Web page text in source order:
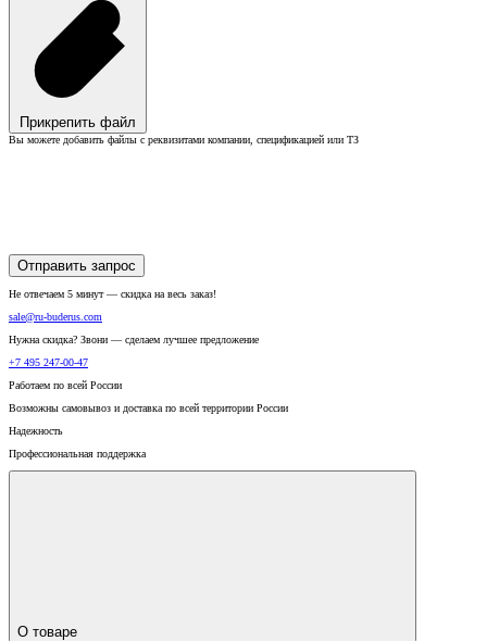
Прикрепить файл
Вы можете добавить файлы с реквизитами компании, спецификацией или ТЗ
Отправить запрос
Не отвечаем 5 минут — скидка на весь заказ!
sale@ru-buderus.com
Нужна скидка? Звони — сделаем лучшее предложение
+7 495 247-00-47
Работаем по всей России
Возможны самовывоз и доставка по всей территории России
Надежность
Профессиональная поддержка
О товаре